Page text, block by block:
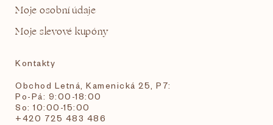
Moje osobní údaje
Moje slevové kupóny
Kontakty
Obchod Letná, Kamenická 25, P7:
Po-Pá: 9:00-18:00
So: 10:00-15:00
+420 725 483 486